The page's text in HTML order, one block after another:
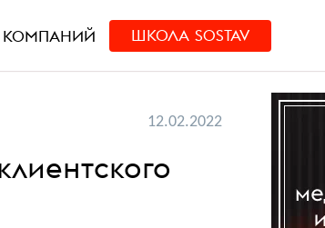
КОМПАНИЙ ШКОЛА SOSTAV
12.02.2022